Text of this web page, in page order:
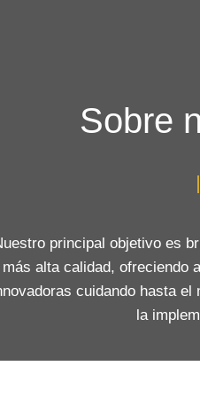
Sobre
principal objetivo es
más alta calidad, ofreciendo
cuidando hasta el
la